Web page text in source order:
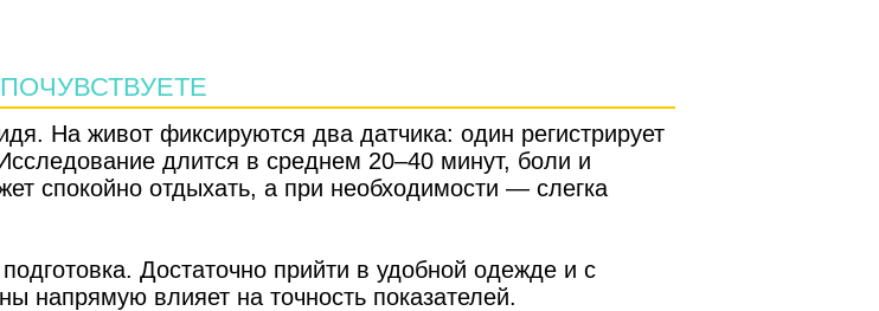
На живот фиксируются два датчика: один регистрирует
длится в среднем 20–40 минут, боли и
спокойно отдыхать, а при необходимости — слегка
Достаточно прийти в удобной одежде и с
напрямую влияет на точность показателей.